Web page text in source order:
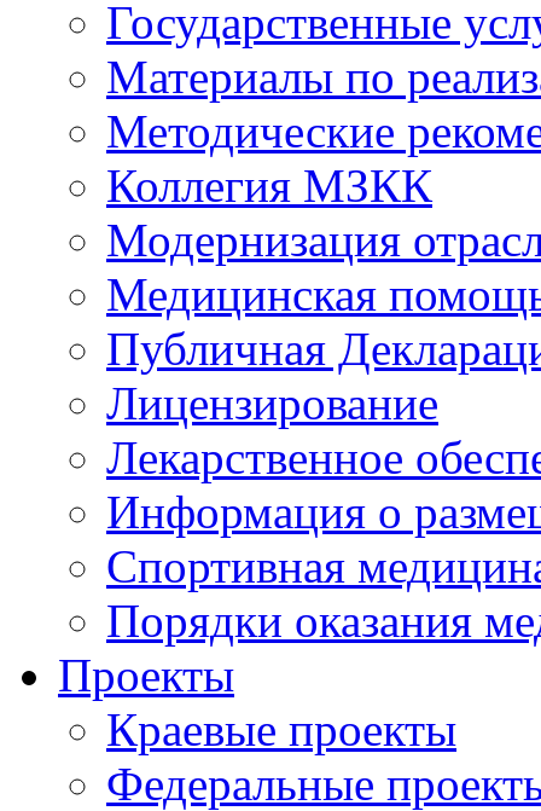
Государственные
Материалы по
Методические
Коллегия МЗКК
Модернизация
Медицинская
Публичная
Лицензирование
Лекарственное
Информация о
Спортивная
Порядки оказания
Проекты
Краевые проекты
Федеральные